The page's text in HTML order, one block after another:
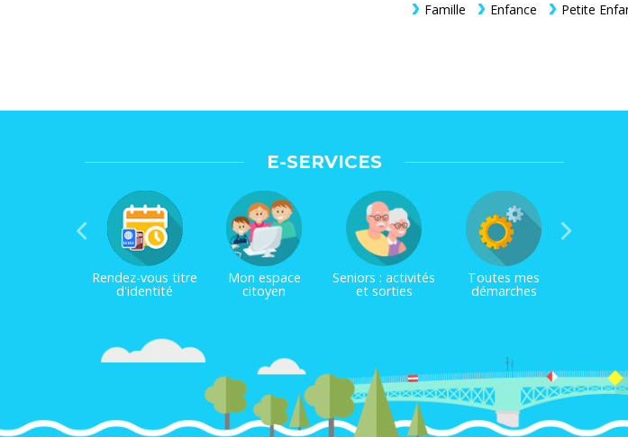
Famille Enfance Petite
E-SERVICES
Rendez-vous titre
d'identité
Mon espace
citoyen
Seniors : activités
et sorties
Toutes mes
démarches